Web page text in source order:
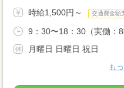
時給1,500円～ 交通費全額
9：30〜18：30（実働：8
月曜日 日曜日 祝日
も